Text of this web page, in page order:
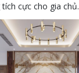
cực cho gia chủ.